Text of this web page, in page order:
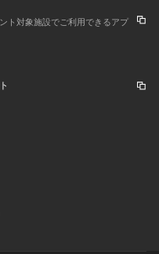
ト対象施設でご利用できるアプ